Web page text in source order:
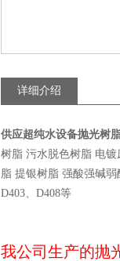
详细介绍
供应超纯水设备抛光树
树脂 污水脱色树脂 电
脂 提银树脂 强酸强碱弱
D403、D408等
我公司生产的抛